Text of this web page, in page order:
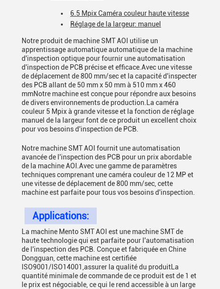
6.5 Mpix Caméra couleur haute vitesse
Réglage de la largeur: manuel
Notre produit de machine SMT AOI utilise un
apprentissage automatique automatique de la machine
d'inspection optique pour fournir une automatisation
d'inspection de PCB précise et efficace.Avec une vitesse
de déplacement de 800 mm/sec et la capacité d'inspecter
des PCB allant de 50 mm x 50 mm à 510 mm x 460
mmNotre machine est conçue pour répondre aux besoins
de divers environnements de production.La caméra
couleur 5 Mpix à grande vitesse et la fonction de réglage
manuel de la largeur font de ce produit un excellent choix
pour vos besoins d'inspection de PCB.
Notre machine SMT AOI fournit une automatisation
avancée de l'inspection des PCB pour un prix abordable
de la machine AOI.Avec une gamme de paramètres
techniques comprenant une caméra couleur de 12 MP et
une vitesse de déplacement de 800 mm/sec, cette
machine est parfaite pour tous vos besoins d'inspection.
Applications:
La machine Mento SMT AOI est une machine SMT de
haute technologie qui est parfaite pour l'automatisation
de l'inspection des PCB. Conçue et fabriquée en Chine
Dongguan, cette machine est certifiée
ISO9001/ISO14001,assurer la qualité du produitLa
quantité minimale de commande de ce produit est de 1 et
le prix est négociable, ce qui le rend accessible à un large